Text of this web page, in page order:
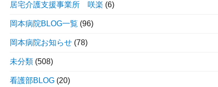
居宅介護支援事業所 咲楽 (6)
岡本病院BLOG一覧 (96)
岡本病院お知らせ (78)
未分類 (508)
看護部BLOG (20)